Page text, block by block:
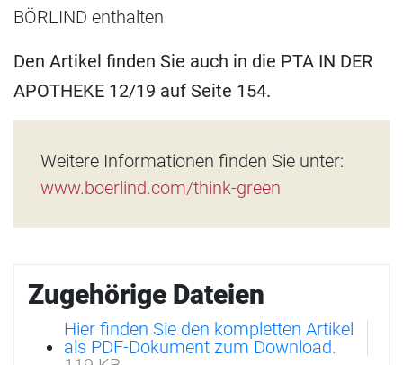
BÖRLIND enthalten
Den Artikel finden Sie auch in die PTA IN DER
APOTHEKE 12/19 auf Seite 154.
Weitere Informationen finden Sie unter:
www.boerlind.com/think-green
Zugehörige Dateien
Hier finden Sie den kompletten Artikel
als PDF-Dokument zum Download.